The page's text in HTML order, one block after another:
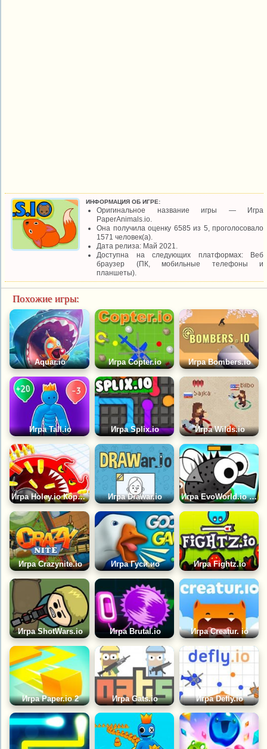
ИНФОРМАЦИЯ ОБ ИГРЕ:
Оригинальное название игры — Игра
PaperAnimals.io.
Она получила оценку 6585 из 5, проголосовало
1571 человек(а).
Дата релиза: Май 2021.
Доступна на следующих платформах: Веб
браузер (ПК, мобильные телефоны и
планшеты).
Похожие игры:
Aquar.io Игра Copter.io Игра Bombers.io
Игра Tall.io Игра Splix.io Игра Wilds.io
Игра Holey.io Королевская Битва Игра Drawar.io Игра EvoWorld.io (FlyOrDie.io)
Игра Crazynite.io Игра Гуси.ио Игра Fightz.io
Игра ShotWars.io Игра Brutal.io Игра Creatur. io
Игра Paper.io 2 Игра Gats.io Игра Defly.io